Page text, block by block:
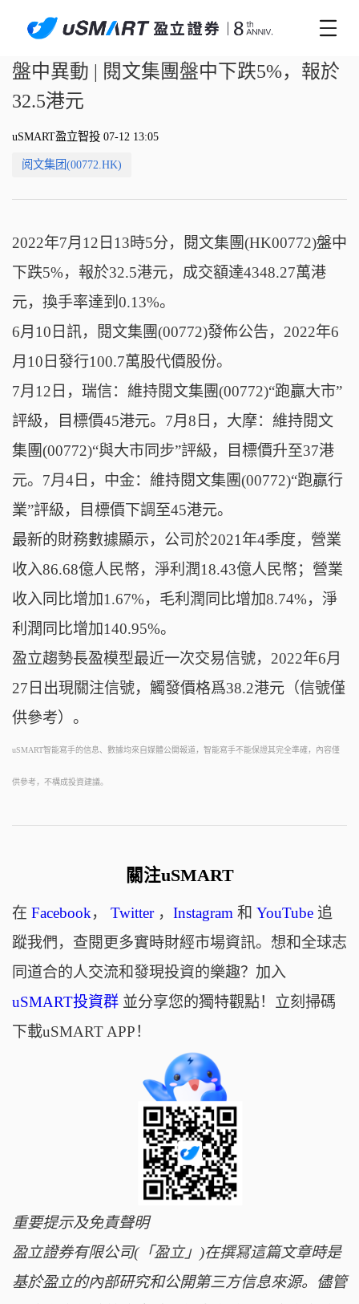
盤中異動 | 閱文集團盤中下跌5%，報於
32.5港元
uSMART盈立智投 07-12 13:05
阅文集团(00772.HK)
2022年7月12日13時5分，閱文集團(HK00772)盤中
下跌5%，報於32.5港元，成交額達4348.27萬港
元，換手率達到0.13%。
6月10日訊，閱文集團(00772)發佈公告，2022年6
月10日發行100.7萬股代價股份。
7月12日，瑞信：維持閱文集團(00772)“跑贏大市”
評級，目標價45港元。7月8日，大摩：維持閱文
集團(00772)“與大市同步”評級，目標價升至37港
元。7月4日，中金：維持閱文集團(00772)“跑贏行
業”評級，目標價下調至45港元。
最新的財務數據顯示，公司於2021年4季度，營業
收入86.68億人民幣，淨利潤18.43億人民幣；營業
收入同比增加1.67%，毛利潤同比增加8.74%，淨
利潤同比增加140.95%。
盈立趨勢長盈模型最近一次交易信號，2022年6月
27日出現關注信號，觸發價格爲38.2港元（信號僅
供參考）。
uSMART智能寫手的信息、數據均來自媒體公開報道，智能寫手不能保證其完全準確，內容僅
供參考，不構成投資建議。
關注uSMART
在 Facebook， Twitter， Instagram和 YouTube追
蹤我們，查閱更多實時財經市場資訊。想和全球志
同道合的人交流和發現投資的樂趣？加入
uSMART投資群並分享您的獨特觀點！立刻掃碼
下載uSMART APP！
重要提示及免責聲明
盈立證券有限公司(「盈立」)在撰冩這篇文章時是
基於盈立的內部研究和公開第三方信息來源。儘管